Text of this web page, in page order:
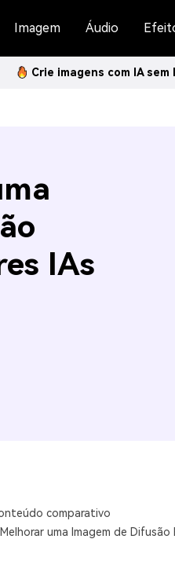
Imagem Áudio
Crie imagens com IA
IAs
comparativo
uma Imagem de